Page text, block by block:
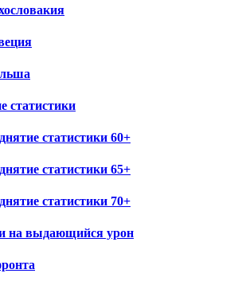
статистики
статистики 60+
статистики 65+
статистики 70+
на выдающийся урон